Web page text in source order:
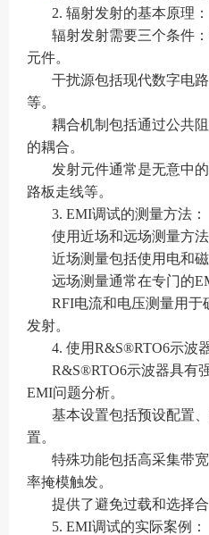
2. 辐射发射的基本原理：
辐射发射需要三个条件
元件。
干扰源包括现代数字电
等。
耦合机制包括通过公共
的耦合。
发射元件通常是无意中
路板走线等。
3. EMI调试的测量方法：
使用近场和远场测量方
近场测量包括使用电和
远场测量通常在专门的
RFI电流和电压测量用于
发射。
4. 使用R&S®RTO6示波
R&S®RTO6示波器具有
EMI问题分析。
基本设置包括预设配置
置。
特殊功能包括高采集带
率掩模触发。
提供了避免过载和选择
5. EMI调试的实际案例：